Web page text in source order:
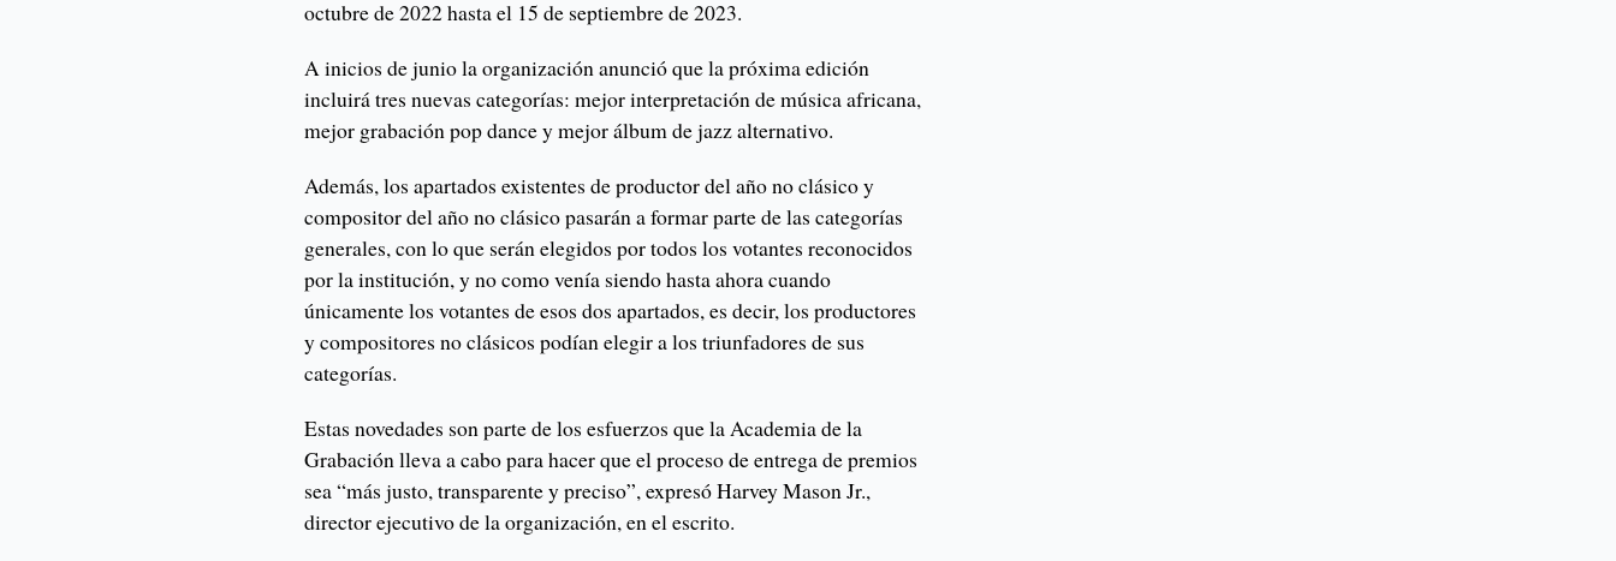
octubre de 2022 hasta el 15 de septiembre de 2023.
A inicios de junio la organización anunció que la próxima edición
incluirá tres nuevas categorías: mejor interpretación de música africana,
mejor grabación pop dance y mejor álbum de jazz alternativo.
Además, los apartados existentes de productor del año no clásico y
compositor del año no clásico pasarán a formar parte de las categorías
generales, con lo que serán elegidos por todos los votantes reconocidos
por la institución, y no como venía siendo hasta ahora cuando
únicamente los votantes de esos dos apartados, es decir, los productores
y compositores no clásicos podían elegir a los triunfadores de sus
categorías.
Estas novedades son parte de los esfuerzos que la Academia de la
Grabación lleva a cabo para hacer que el proceso de entrega de premios
sea “más justo, transparente y preciso”, expresó Harvey Mason Jr.,
director ejecutivo de la organización, en el escrito.